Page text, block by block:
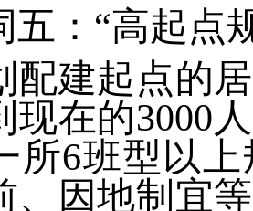
五：“高起点
配建起点的
现在的3000
所6班型以
、因地制宜